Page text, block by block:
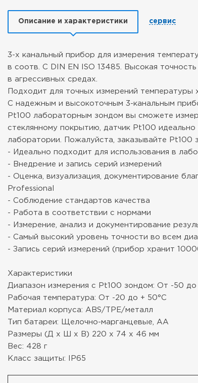
Описание и характеристики сервис
3-х канальный прибор для измерения
в соотв. C DIN EN ISO 13485. Высокая
в агрессивных средах.
Подходит для точных измерений
С надежным и высокоточным 3-канальным
Pt100 лабораторным зондом вы сможете
стеклянному покрытию, датчик Pt100
лаборатории. Пожалуйста, заказывайте Pt100
- Идеально подходит для использования в
- Внедрение и запись серий измерений
- Оценка, визуализация, документирование
Professional
- Соблюдение стандартов качества
- Работа в соответствии с нормами
- Измерение, анализ и документирование
- Самый высокий уровень точности во всем
- Запись серий измерений (прибор хранит
Характеристики
Диапазон измерения с Pt100 зондом: От -50 до
Рабочая температура: От -20 до + 50°C
Материал корпуса: ABS/TPE/металл
Тип батареи: Щелочно-марганцевые, АА
Размеры (Д х Ш х В) 220 х 74 х 46 мм
Вес: 428 г
Класс защиты: IP65